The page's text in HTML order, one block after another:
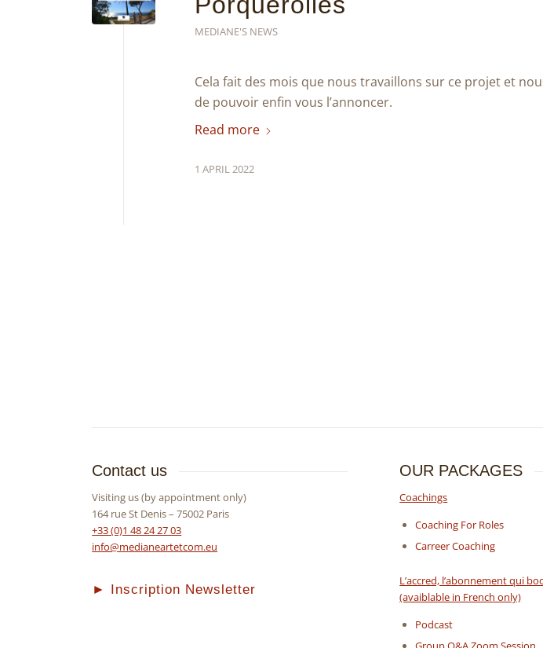
MEDIANE'S NEWS
Cela fait des mois que nous travaillons sur ce projet et
de pouvoir enfin vous l’annoncer.
Read more
1 APRIL 2022
Contact us
Visiting us (by appointment only)
164 rue St Denis – 75002 Paris
+33 (0)1 48 24 27 03
info@medianeartetcom.eu
► Inscription Newsletter
OUR PACKAGES
Coachings
Coaching For Roles
Carreer Coaching
L’accred, l’abonnement qui
(avaiblable in French only)
Podcast